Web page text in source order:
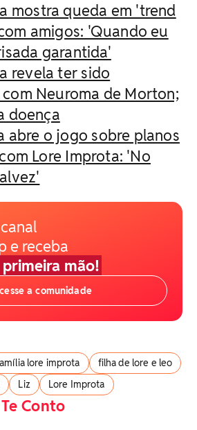
mostra queda em 'trend
amigos: 'Quando eu
garantida'
revela ter sido
Neuroma de Morton;
doença
abre o jogo sobre planos
Lore Improta: 'No
e receba
mão!
a comunidade
lore improta
filha de lore e leo
Liz Lore Improta
Conto